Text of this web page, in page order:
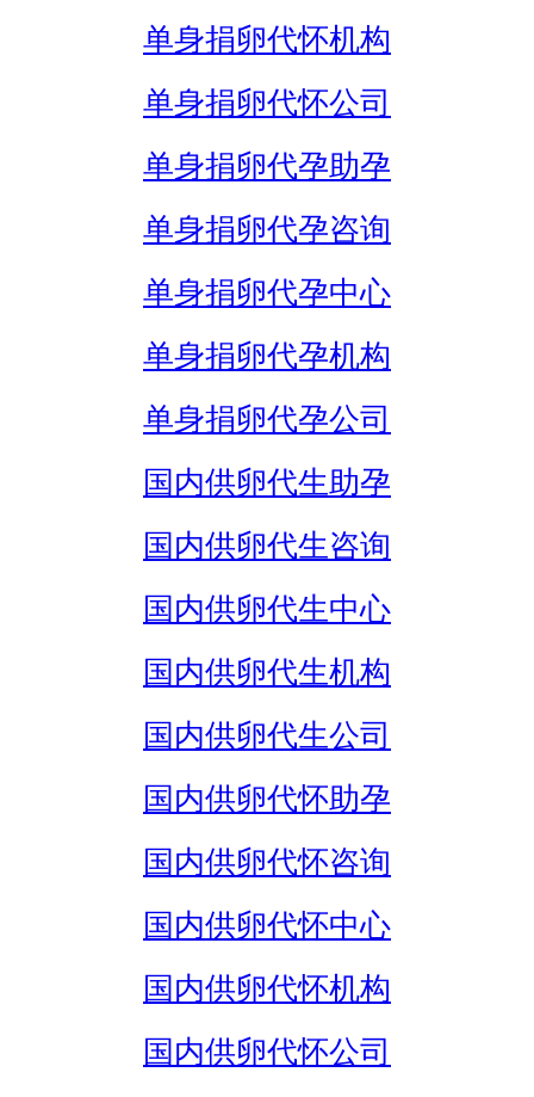
单身捐卵代怀机构
单身捐卵代怀公司
单身捐卵代孕助孕
单身捐卵代孕咨询
单身捐卵代孕中心
单身捐卵代孕机构
单身捐卵代孕公司
国内供卵代生助孕
国内供卵代生咨询
国内供卵代生中心
国内供卵代生机构
国内供卵代生公司
国内供卵代怀助孕
国内供卵代怀咨询
国内供卵代怀中心
国内供卵代怀机构
国内供卵代怀公司